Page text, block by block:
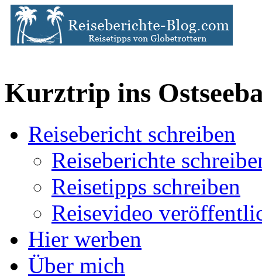
Kurztrip ins
Reisebericht schreiben
Reiseberichte
Reisetipps schreiben
Reisevideo
Hier werben
Über mich